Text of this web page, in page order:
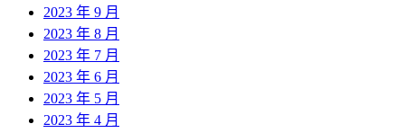
2023 年 9 月
2023 年 8 月
2023 年 7 月
2023 年 6 月
2023 年 5 月
2023 年 4 月